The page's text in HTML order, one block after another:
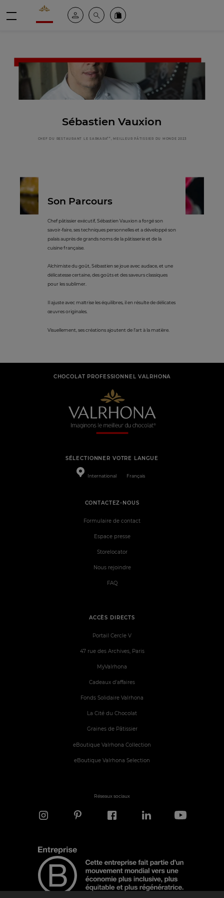
Valrhona - Imaginons le meilleur du chocolat
Espace clientRechercheCommandez en ligne
Sébastien Vauxion
CHEF DU RESTAURANT LE SARKARA**, MEILLEUR PÂTISSIER DU MONDE 2023
Son Parcours
Chef pâtissier exécutif, Sébastien Vauxion a forgé son
savoir-faire, ses techniques personnelles et a développé son
palais auprès de grands noms de la pâtisserie et de la
cuisine française.
Alchimiste du goût, Sébastien se joue avec audace, et une
délicatesse certaine, des goûts et des saveurs classiques
pour les sublimer.
Il ajuste avec maîtrise les équilibres, il en résulte de délicates
œuvres originales.
Visuellement, ses créations ajoutent de l’art à la matière.
CHOCOLAT PROFESSIONNEL VALRHONA
SÉLECTIONNER VOTRE LANGUE
International Français
ACCÈS DIRECTS
Portail Cercle V
47 rue des Archives, Paris
MyValrhona
Cadeaux d'affaires
Fonds Solidaire Valrhona
La Cité du Chocolat
Graines de Pâtissier
eBoutique Valrhona Collection
eBoutique Valrhona Selection
CONTACTEZ-NOUS
Formulaire de contact
Espace presse
Storelocator
Nous rejoindre
FAQ
Réseaux sociaux